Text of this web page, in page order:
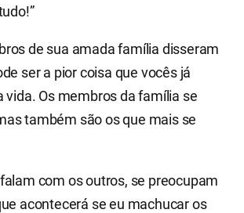
de sua amada família disseram
ser a pior coisa que vocês já
vida. Os membros da família se
também são os que mais se
com os outros, se preocupam
acontecerá se eu machucar os